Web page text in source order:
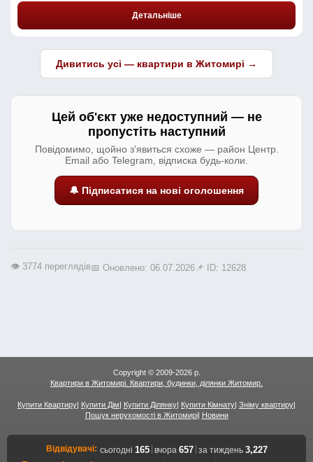
Детальніше
Дивитись усі — квартири в Житомирі →
Цей об'єкт уже недоступний — не
пропустіть наступний
Повідомимо, щойно з'явиться схоже — район Центр.
Email або Telegram, відписка будь-коли.
🔔 Підписатися на нові оголошення
👁️ 3774 переглядів📅 Оновлено: 06.07.2026 📌 ID: 12628
Copyright © 2009-2026 р.
Квартири в Житомирі. Квартири, будинки, ділянки Житомир.
Купити Квартиру Купити Дім Купити Ділянку Купити Кімнату Зніму квартиру
Пошук нерухомості в Житомирі| Новини
Відвідувачі: сьогодні 165 вчора 657 за тиждень 3,227